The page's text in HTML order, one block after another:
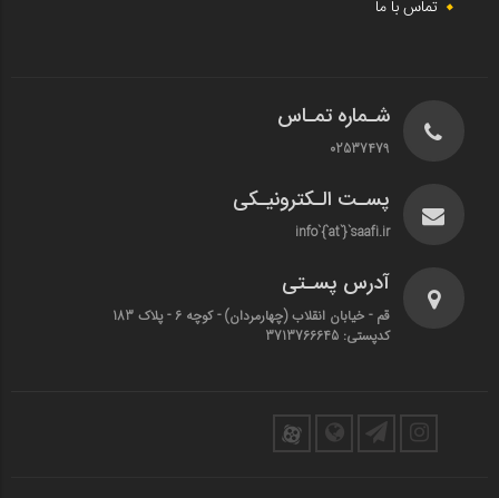
تماس با ما
شـماره تمـاس
02537479
پسـت الـکترونیـکی
info`{`at`}`saafi.ir
آدرس پسـتی
قم - خیابان انقلاب (چهارمردان)‌ - کوچه 6 - پلاک 183
کدپستی: 3713766645